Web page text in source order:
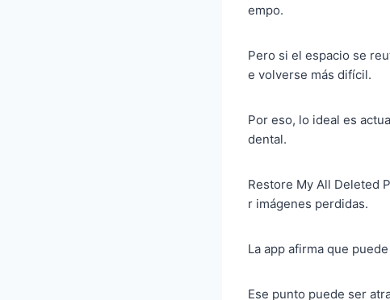
empo.
Pero si el espacio se
e volverse más difícil.
Por eso, lo ideal es
dental.
Restore My All Deleted
r imágenes perdidas.
La app afirma que
Ese punto puede ser